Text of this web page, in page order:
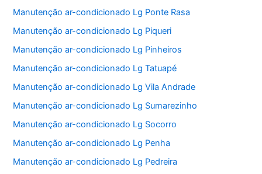
Manutenção ar-condicionado Lg Ponte Rasa
Manutenção ar-condicionado Lg Piqueri
Manutenção ar-condicionado Lg Pinheiros
Manutenção ar-condicionado Lg Tatuapé
Manutenção ar-condicionado Lg Vila Andrade
Manutenção ar-condicionado Lg Sumarezinho
Manutenção ar-condicionado Lg Socorro
Manutenção ar-condicionado Lg Penha
Manutenção ar-condicionado Lg Pedreira